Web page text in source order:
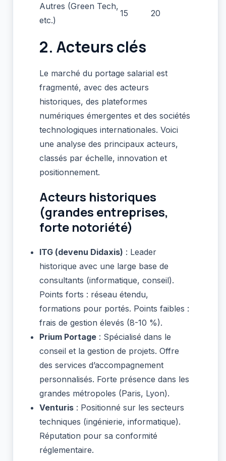
Autres (Green Tech,
etc.)
15 20
2. Acteurs clés
Le marché du portage salarial est
fragmenté, avec des acteurs
historiques, des plateformes
numériques émergentes et des sociétés
technologiques internationales. Voici
une analyse des principaux acteurs,
classés par échelle, innovation et
positionnement.
Acteurs historiques
(grandes entreprises,
forte notoriété)
ITG (devenu Didaxis) : Leader
historique avec une large base de
consultants (informatique, conseil).
Points forts : réseau étendu,
formations pour portés. Points faibles :
frais de gestion élevés (8-10 %).
Prium Portage : Spécialisé dans le
conseil et la gestion de projets. Offre
des services d’accompagnement
personnalisés. Forte présence dans les
grandes métropoles (Paris, Lyon).
Venturis : Positionné sur les secteurs
techniques (ingénierie, informatique).
Réputation pour sa conformité
réglementaire.